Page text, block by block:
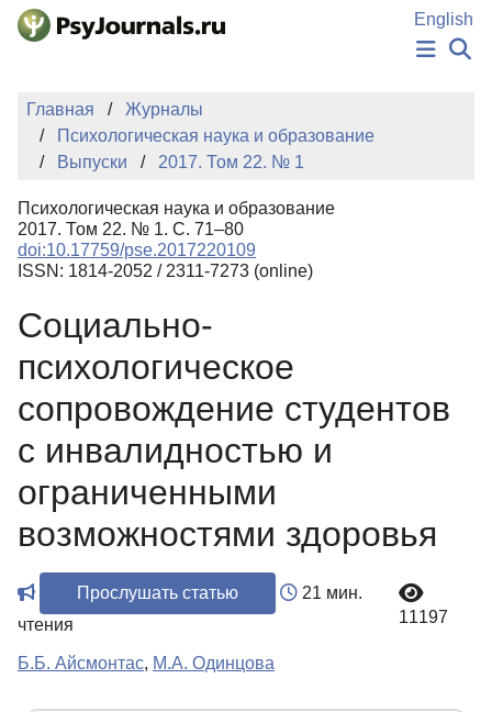
Перейти к основному содержанию
English
НОВОСТИ
ИЗДАНИЯ
АВТОРЫ
БАЗА ЗНАНИЙ
КЛЮЧЕВЫЕ СЛОВА
Регистрация
Главная
Журналы
Психологическая наука и образование
Выпуски
2017. Том 22. № 1
Психологическая наука и образование
2017. Том 22. № 1. С. 71–80
doi:10.17759/pse.2017220109
ISSN: 1814-2052 / 2311-7273 (online)
Социально-
психологическое
сопровождение студентов
с инвалидностью и
ограниченными
возможностями здоровья
Прослушать статью
21 мин.
чтения
11197
Б.Б. Айсмонтас, М.А. Одинцова